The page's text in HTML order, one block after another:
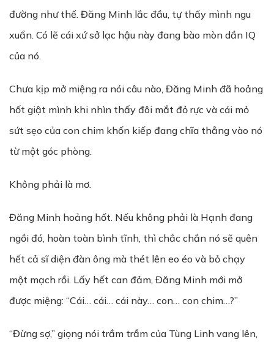
đường như thế. Đăng Minh lắc đầu, tự thấy mình ngu
xuẩn. Có lẽ cái xứ sở lạc hậu này đang bào mòn dần IQ
của nó.
Chưa kịp mở miệng ra nói câu nào, Đăng Minh đã hoảng
hốt giật mình khi nhìn thấy đôi mắt đỏ rực và cái mỏ
sứt sẹo của con chim khốn kiếp đang chĩa thẳng vào nó
từ một góc phòng.
Không phải là mơ.
Đăng Minh hoảng hốt. Nếu không phải là Hạnh đang
ngồi đó, hoàn toàn bình tĩnh, thì chắc chắn nó sẽ quên
hết cả sĩ diện đàn ông mà thét lên eo éo và bỏ chạy
một mạch rồi. Lấy hết can đảm, Đăng Minh mới mở
được miệng: “Cái… cái… cái này… con… con chim…?”
“Đừng sợ,” giọng nói trầm trầm của Tùng Linh vang lên,